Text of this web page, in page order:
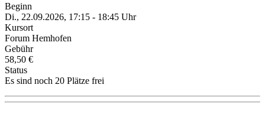
Beginn
Di., 22.09.2026, 17:15 - 18:45 Uhr
Kursort
Forum Hemhofen
Gebühr
58,50 €
Status
Es sind noch 20 Plätze frei